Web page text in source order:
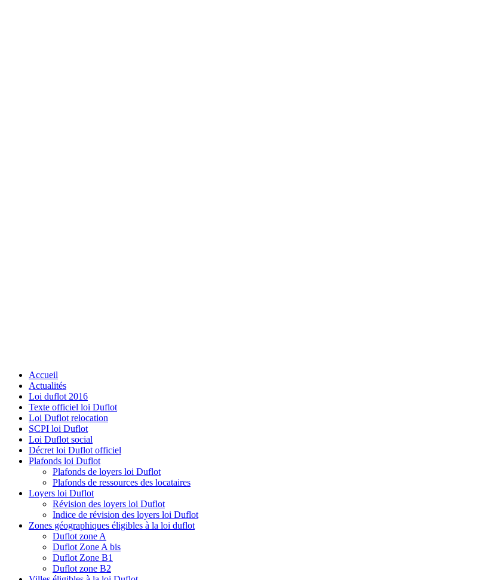
Accueil
Actualités
Loi duflot 2016
Texte officiel loi Duflot
Loi Duflot relocation
SCPI loi Duflot
Loi Duflot social
Décret loi Duflot officiel
Plafonds loi Duflot
Plafonds de loyers loi Duflot
Plafonds de ressources des locataires
Loyers loi Duflot
Révision des loyers loi Duflot
Indice de révision des loyers loi Duflot
Zones géographiques éligibles à la loi duflot
Duflot zone A
Duflot Zone A bis
Duflot Zone B1
Duflot zone B2